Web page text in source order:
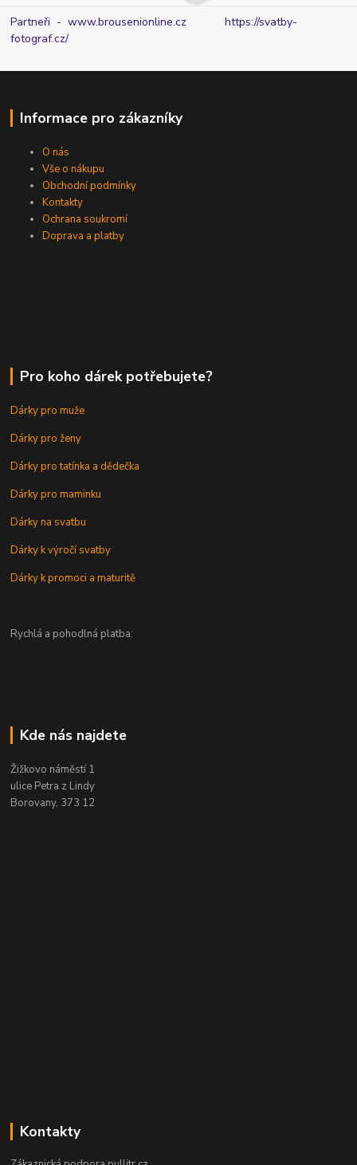
Partneři - www.brousenionline.czhttps://svatby-
fotograf.cz/
Informace pro zákazníky
O nás
Vše o nákupu
Obchodní podmínky
Kontakty
Ochrana soukromí
Doprava a platby
Pro koho dárek potřebujete?
Dárky pro muže
Dárky pro ženy
Dárky pro tatínka a dědečka
Dárky pro maminku
Dárky na svatbu
Dárky k výročí svatby
Dárky k promoci a maturitě
Rychlá a pohodlná platba:
Kde nás najdete
Žižkovo náměstí 1
ulice Petra z Lindy
Borovany, 373 12
Kontakty